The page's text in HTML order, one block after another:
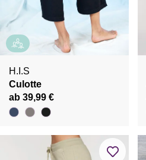
H.I.S
Culotte
ab 39,99 €